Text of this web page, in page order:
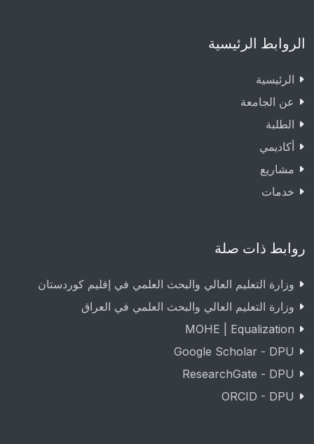
الروابط الرئيسية
الرئيسية
عن الجامعة
الطلبة
أكاديمي
مشاريع
خدمات
روابط ذات صلة
وزارة التعليم العالي والبحث العلمي في إقليم كوردستان
وزارة التعليم العالي والبحث العلمي في العراق
MOHE | Equalization
Google Scholar - DPU
ResearchGate - DPU
ORCID - DPU